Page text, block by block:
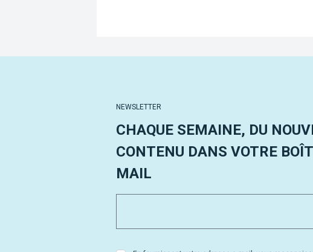
NEWSLETTER
CHAQUE SEMAINE, DU
CONTENU DANS VOTRE
MAIL